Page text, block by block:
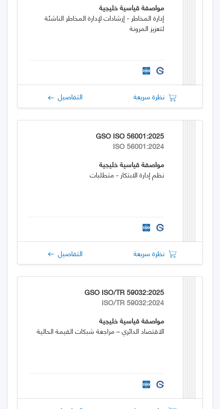
مواصفة قياسية خليجية
إدارة المخاطر - إرشادات لإدارة المخاطر الناشئة
لتعزيز المرونة
نظرة سريعة التفاصيل
GSO ISO 56001:2025
ISO 56001:2024
مواصفة قياسية خليجية
نظم إدارة الابتكار - متطلبات
نظرة سريعة التفاصيل
GSO ISO/TR 59032:2025
ISO/TR 59032:2024
مواصفة قياسية خليجية
الاقتصاد الدائري – مراجعة شبكات القيمة الحالية